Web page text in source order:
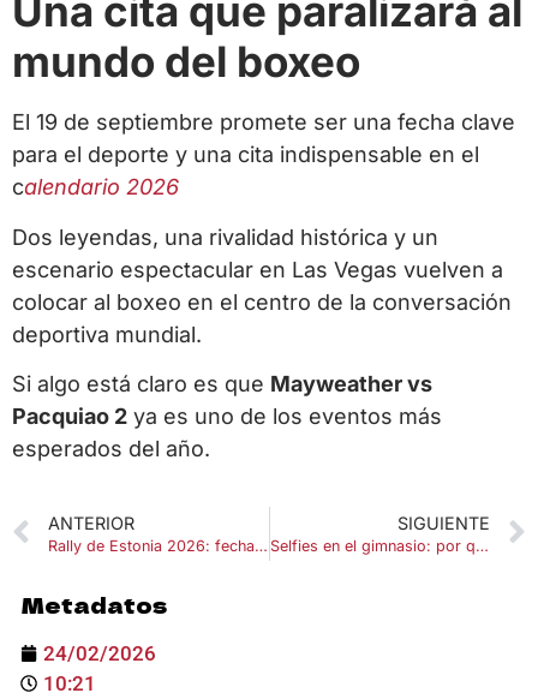
Una cita que paralizará al
mundo del boxeo
El 19 de septiembre promete ser una fecha clave
para el deporte y una cita indispensable en el
calendario 2026
Dos leyendas, una rivalidad histórica y un
escenario espectacular en Las Vegas vuelven a
colocar al boxeo en el centro de la conversación
deportiva mundial.
Si algo está claro es que Mayweather vs
Pacquiao 2 ya es uno de los eventos más
esperados del año.
ANTERIOR
Rally de Estonia 2026: fechas, recorrido y claves de la cita más rápida del WRC en grava
SIGUIENTE
Selfies en el gimnasio: por qué cada vez más gente hace “posturitas” mientras entrena
Metadatos
24/02/2026
10:21